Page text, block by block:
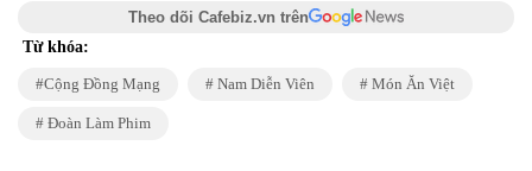
Theo dõi Cafebiz.vn trên
Từ khóa:
Cộng Đồng Mạng Nam Diễn Viên Món Ăn Việt
Đoàn Làm Phim